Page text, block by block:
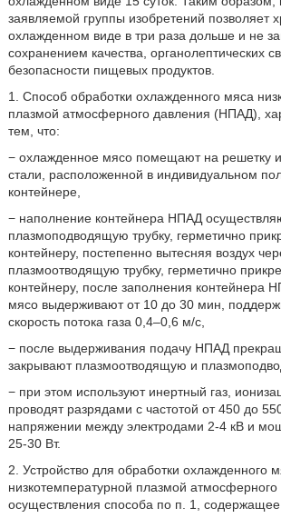
заявляемой группы изобретений позволяет
охлажденном виде в три раза дольше и не
сохранением качества, органолептических
безопасности пищевых продуктов.
1. Способ обработки охлажденного мяса
плазмой атмосферного давления (НПАД),
тем, что:
− охлажденное мясо помещают на решетку
стали, расположенной в индивидуальном
контейнере,
− наполнение контейнера НПАД
плазмоподводящую трубку, герметично
контейнеру, постепенно вытесняя воздух
плазмоотводящую трубку, герметично
контейнеру, после заполнения контейнера
мясо выдерживают от 10 до 30 мин,
скорость потока газа 0,4–0,6 м/с,
− после выдерживания подачу НПАД
закрывают плазмоотводящую и
− при этом используют инертный газ,
проводят разрядами с частотой от 450 до
напряжении между электродами 2-4 кВ и
25-30 Вт.
2. Устройство для обработки охлажденного
низкотемпературной плазмой
осуществления способа по п. 1,